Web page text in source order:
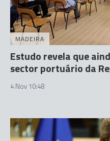
MADEIRA
Estudo revela que
sector portuário da
4 Nov 10:48